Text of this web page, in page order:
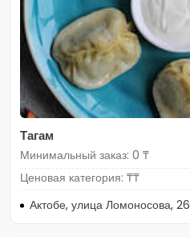
Тагам
Минимальный заказ: 0 ₸
Ценовая категория: ₸₸
Актобе, улица Ломоносова, 26